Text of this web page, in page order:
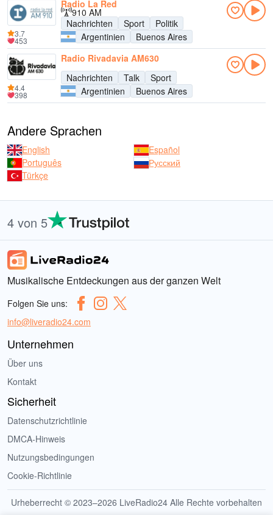
Radio La Red
910 AM
Nachrichten
Sport
Politik
Argentinien
Buenos Aires
3.7
453
Radio Rivadavia AM630
Nachrichten
Talk
Sport
Argentinien
Buenos Aires
4.4
398
Andere Sprachen
English
Español
Português
Русский
Türkçe
4 von 5
Musikalische Entdeckungen aus der ganzen Welt
Folgen Sie uns:
info@liveradio24.com
Unternehmen
Über uns
Kontakt
Sicherheit
Datenschutzrichtlinie
DMCA-Hinweis
Nutzungsbedingungen
Cookie-Richtlinie
Urheberrecht © 2023–2026 LiveRadio24 Alle Rechte vorbehalten